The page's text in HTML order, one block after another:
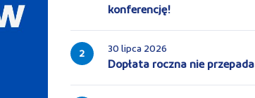
konferencję!
2 30 lipca 2026
Dopłata roczna nie przepada